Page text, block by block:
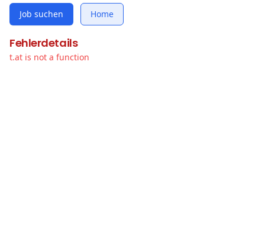
Job suchen Home
Fehlerdetails
t.at is not a function